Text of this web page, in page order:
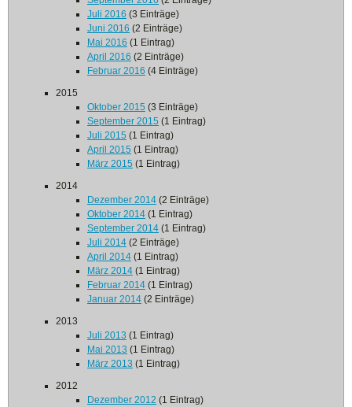
Juli 2016 (3 Einträge)
Juni 2016 (2 Einträge)
Mai 2016 (1 Eintrag)
April 2016 (2 Einträge)
Februar 2016 (4 Einträge)
2015
Oktober 2015 (3 Einträge)
September 2015 (1 Eintrag)
Juli 2015 (1 Eintrag)
April 2015 (1 Eintrag)
März 2015 (1 Eintrag)
2014
Dezember 2014 (2 Einträge)
Oktober 2014 (1 Eintrag)
September 2014 (1 Eintrag)
Juli 2014 (2 Einträge)
April 2014 (1 Eintrag)
März 2014 (1 Eintrag)
Februar 2014 (1 Eintrag)
Januar 2014 (2 Einträge)
2013
Juli 2013 (1 Eintrag)
Mai 2013 (1 Eintrag)
März 2013 (1 Eintrag)
2012
Dezember 2012 (1 Eintrag)